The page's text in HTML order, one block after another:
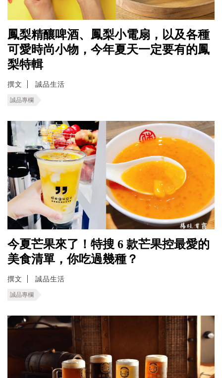
鳳梨精釀啤酒、鳳梨小電扇，以及各種
可愛時尚小物，今年夏天一定要有的鳳
梨特輯
撰文 誠品生活
誠品專欄
今夏芒果來了！特搜 6 款芒果控最愛的
美食清單，你吃過幾種？
撰文 誠品生活
誠品專欄